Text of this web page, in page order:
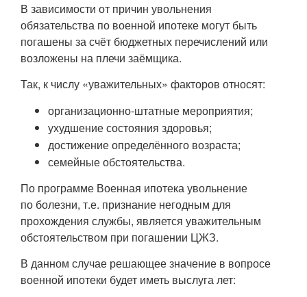
В зависимости от причин увольнения
обязательства по военной ипотеке могут быть
погашены за счёт бюджетных перечислений или
возложены на плечи заёмщика.
Так, к числу «уважительных» факторов относят:
организационно-штатные мероприятия;
ухудшение состояния здоровья;
достижение определённого возраста;
семейные обстоятельства.
По программе Военная ипотека увольнение
по болезни, т.е. признание негодным для
прохождения службы, является уважительным
обстоятельством при погашении ЦЖЗ.
В данном случае решающее значение в вопросе
военной ипотеки будет иметь выслуга лет: